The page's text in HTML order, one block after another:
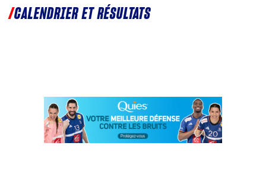
CALENDRIER ET RÉSULTATS